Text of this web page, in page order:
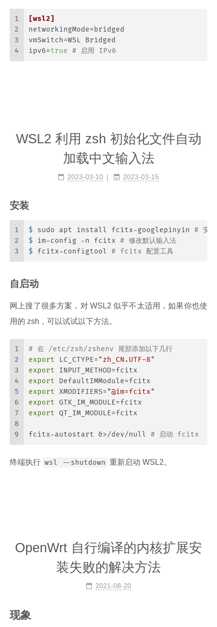
1
2
3
4
[wsl2]
networkingMode=bridged
vmSwitch=WSL Bridged
ipv6=true # 启用 IPv6
WSL2 利用 zsh 初始化文件自动
加载中文输入法
2023-03-10 2023-03-15
安装
1
2
3
$ sudo apt install fcitx-googlepinyin # 安装
$ im-config -n fcitx # 修改默认输入法
$ fcitx-configtool # fcitx 配置工具
自启动
网上搜了很多方案，对 WSL2 似乎不太适用，如果你也使
用的 zsh，可以试试以下方法。
1
2
3
4
5
6
7
8
9
# 在 /etc/zsh/zshenv 尾部添加以下几行
export LC_CTYPE= "zh_CN.UTF-8"
export INPUT_METHOD=fcitx
export DefaultIMModule=fcitx
export XMODIFIERS= "@im=fcitx"
export GTK_IM_MODULE=fcitx
export QT_IM_MODULE=fcitx
fcitx-autostart &>/dev/null # 启动 fcitx
终端执行 wsl --shutdown 重新启动 WSL2。
OpenWrt 自行编译的内核扩展安
装失败的解决方法
2021-08-20
现象